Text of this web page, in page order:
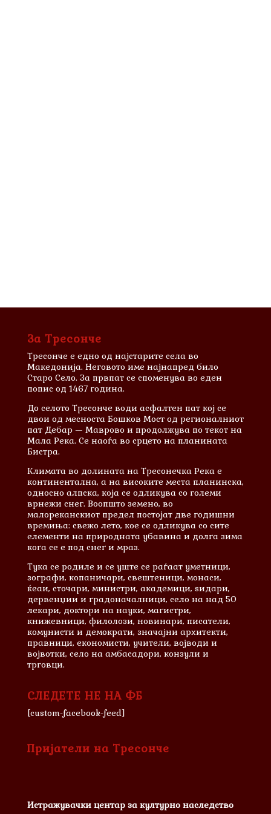
За Тресонче
Тресонче е едно од најстарите села во
Македонија. Неговото име најнапред било
Старо Село. За првпат се споменува во еден
попис од 1467 година.
До селото Тресонче води асфалтен пат кој се
двои од месноста Бошков Мост од регионалниот
пат Дебар — Маврово и продолжува по текот на
Мала Река. Се наоѓа во срцето на планината
Бистра.
Климата во долината на Тресонечка Река е
континентална, а на високите места планинска,
односно алпска, која се одликува со големи
врнежи снег. Воопшто земено, во
малореканскиот предел постојат две годишни
времиња: свежо лето, кое се одликува со сите
елементи на природната убавина и долга зима
кога се е под снег и мраз.
Тука се родиле и сe уште се раѓаат уметници,
зографи, копаничари, свештеници, монаси,
ќеаи, сточари, министри, академици, ѕидари,
дервенџии и градоначалници, село на над 50
лекари, доктори на науки, магистри,
книжевници, филолози, новинари, писатели,
комунисти и демократи, значајни архитекти,
правници, економисти, учители, војводи и
војвотки, село на амбасадори, конзули и
трговци.
СЛЕДЕТЕ НЕ НА ФБ
[custom-facebook-feed]
Пријатели на Тресонче
Истражувачки центар за културно наследство